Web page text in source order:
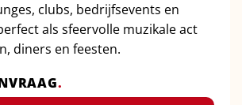
clubs, bedrijfsevents en
als sfeervolle muzikale act
diners en feesten.
.